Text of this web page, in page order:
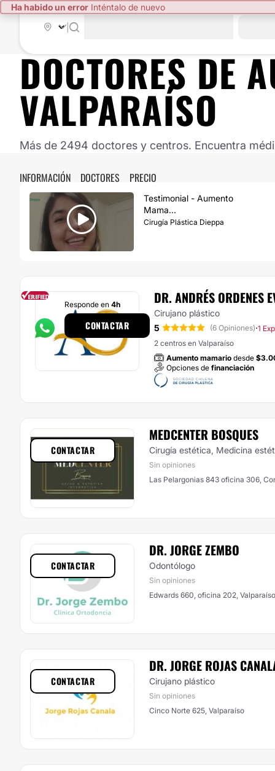
Ha habido un error Inténtalo de nuevo
DOCTORES DE
VALPARAÍSO
Más de 2494 doctores y centros. Encuentra
INFORMACIÓN DOCTORES PRECIO
Testimonial - Aumento
Mama...
Cirugía Plástica Dieppa
DR. ANDRÉS ORDENES
Cirujano plástico
5
(6 Opiniones)·1
2 centros en Valparaíso
Aumento mamario desde
Opciones de financiación
Responde en 4h
CONTACTAR
MEDCENTER BOSQUES
Cirugía estética, Medicina
Sin opiniones
Las Pelargonias 843 oficina 306,
CONTACTAR
DR. JORGE ZEMBO
Odontólogo
Sin opiniones
Edwards 660, oficina 202, Valparaíso
CONTACTAR
DR. JORGE ROJAS
Cirujano plástico
Sin opiniones
Cinco Norte 625, Valparaíso
CONTACTAR